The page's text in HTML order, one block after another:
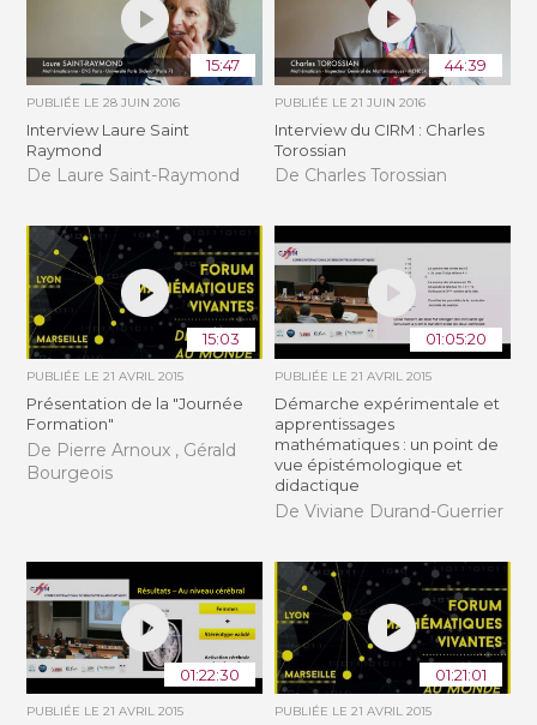
15:47
PUBLIÉE LE28 JUIN 2016
Interview Laure Saint
Raymond
De Laure Saint-Raymond
44:39
PUBLIÉE LE 21 JUIN 2016
Interview du CIRM : Charles
Torossian
De Charles Torossian
15:03
PUBLIÉE LE21 AVRIL 2015
Présentation de la "Journée
Formation"
De Pierre Arnoux , Gérald
Bourgeois
01:05:20
PUBLIÉE LE 21 AVRIL 2015
Démarche expérimentale et
apprentissages
mathématiques : un point de
vue épistémologique et
didactique
De Viviane Durand-Guerrier
01:22:30
PUBLIÉE LE21 AVRIL 2015
01:21:01
PUBLIÉE LE 21 AVRIL 2015